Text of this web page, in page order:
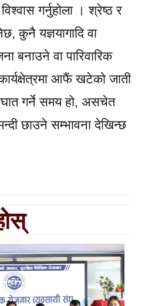
गर्नुहोला । श्रेष्ठ र
कुनै यज्ञयागादि वा
बनाउने वा पारिवारिक
आफैं खटेको जाती
गर्ने समय हो, असचेत
छाउने सम्भावना देखिन्छ